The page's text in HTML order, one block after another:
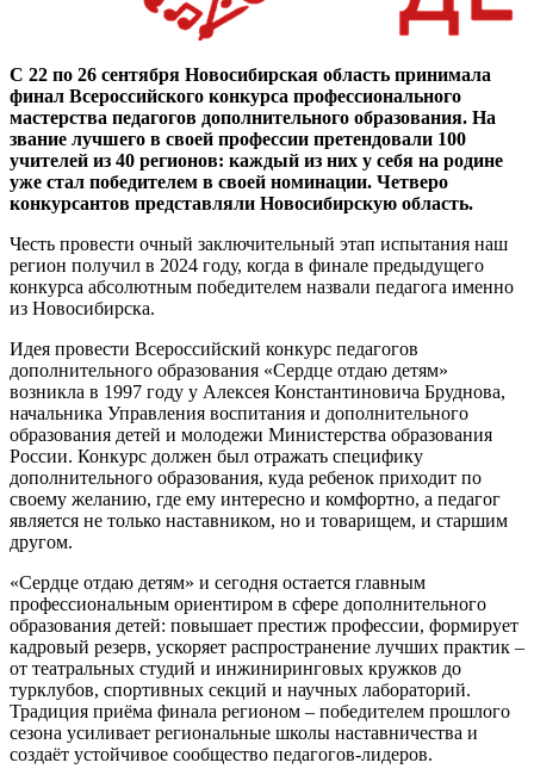
С 22 по 26 сентября Новосибирская область принимала
финал Всероссийского конкурса профессионального
мастерства педагогов дополнительного образования. На
звание лучшего в своей профессии претендовали 100
учителей из 40 регионов: каждый из них у себя на родине
уже стал победителем в своей номинации. Четверо
конкурсантов представляли Новосибирскую область.
Честь провести очный заключительный этап испытания наш
регион получил в 2024 году, когда в финале предыдущего
конкурса абсолютным победителем назвали педагога именно
из Новосибирска.
Идея провести Всероссийский конкурс педагогов
дополнительного образования «Сердце отдаю детям»
возникла в 1997 году у Алексея Константиновича Бруднова,
начальника Управления воспитания и дополнительного
образования детей и молодежи Министерства образования
России. Конкурс должен был отражать специфику
дополнительного образования, куда ребенок приходит по
своему желанию, где ему интересно и комфортно, а педагог
является не только наставником, но и товарищем, и старшим
другом.
«Сердце отдаю детям» и сегодня остается главным
профессиональным ориентиром в сфере дополнительного
образования детей: повышает престиж профессии, формирует
кадровый резерв, ускоряет распространение лучших практик –
от театральных студий и инжиниринговых кружков до
турклубов, спортивных секций и научных лабораторий.
Традиция приёма финала регионом – победителем прошлого
сезона усиливает региональные школы наставничества и
создаёт устойчивое сообщество педагогов-лидеров.